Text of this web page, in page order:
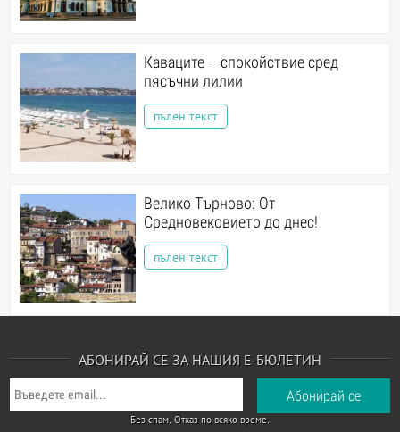
Каваците – спокойствие сред
пясъчни лилии
пълен текст
Велико Търново: От
Средновековието до днес!
пълен текст
АБОНИРАЙ СЕ ЗА НАШИЯ Е-БЮЛЕТИН
Без спам. Отказ по всяко време.